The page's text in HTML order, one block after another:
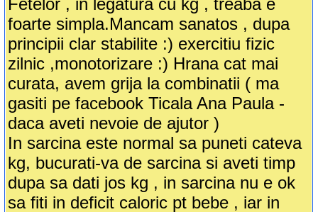
Fetelor , in legatura cu kg , treaba e
foarte simpla.Mancam sanatos , dupa
principii clar stabilite :) exercitiu fizic
zilnic ,monotorizare :) Hrana cat mai
curata, avem grija la combinatii ( ma
gasiti pe facebook Ticala Ana Paula -
daca aveti nevoie de ajutor )
In sarcina este normal sa puneti cateva
kg, bucurati-va de sarcina si aveti timp
dupa sa dati jos kg , in sarcina nu e ok
sa fiti in deficit caloric pt bebe , iar in